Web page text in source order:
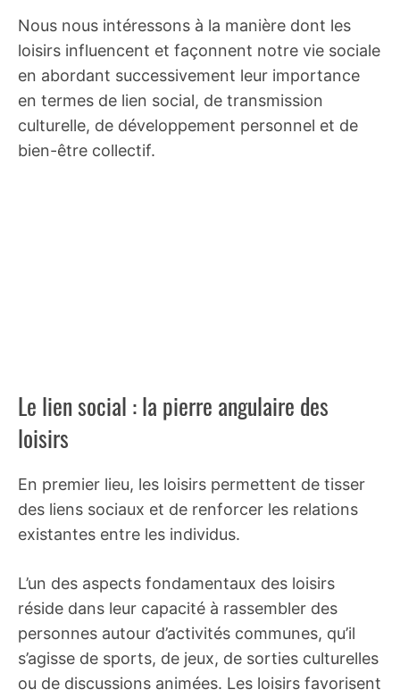
Nous nous intéressons à la manière dont les
loisirs influencent et façonnent notre vie sociale
en abordant successivement leur importance
en termes de lien social, de transmission
culturelle, de développement personnel et de
bien-être collectif.
Le lien social : la pierre angulaire des
loisirs
En premier lieu, les loisirs permettent de tisser
des liens sociaux et de renforcer les relations
existantes entre les individus.
L’un des aspects fondamentaux des loisirs
réside dans leur capacité à rassembler des
personnes autour d’activités communes, qu’il
s’agisse de sports, de jeux, de sorties culturelles
ou de discussions animées. Les loisirs favorisent